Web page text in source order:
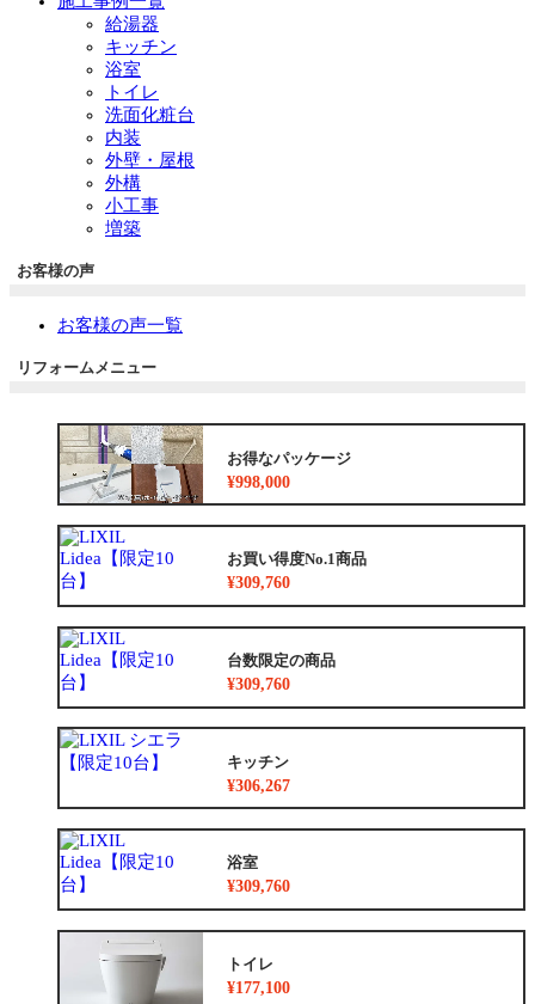
給湯器
キッチン
浴室
トイレ
洗面化粧台
内装
外壁・屋根
外構
小工事
増築
お客様の声
お客様の声一覧
リフォームメニュー
お得なパッケージ
¥998,000
お買い得度No.1商品
¥309,760
台数限定の商品
¥309,760
キッチン
¥306,267
浴室
¥309,760
トイレ
¥177,100